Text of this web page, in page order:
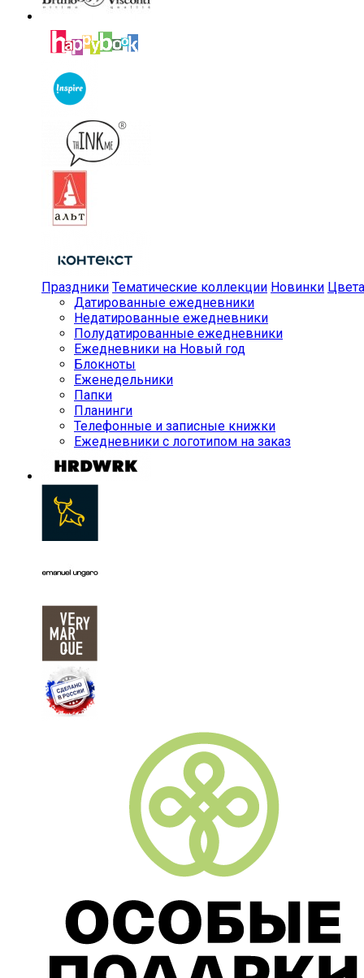
Праздники Тематические коллекции Новинки Цвета
Датированные ежедневники
Недатированные ежедневники
Полудатированные ежедневники
Ежедневники на Новый год
Блокноты
Еженедельники
Папки
Планинги
Телефонные и записные книжки
Ежедневники с логотипом на заказ